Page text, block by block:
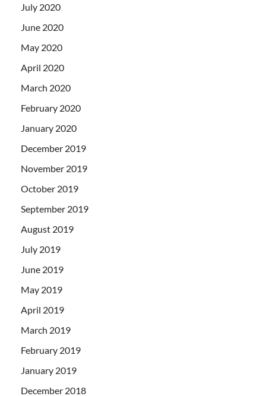
July 2020
June 2020
May 2020
April 2020
March 2020
February 2020
January 2020
December 2019
November 2019
October 2019
September 2019
August 2019
July 2019
June 2019
May 2019
April 2019
March 2019
February 2019
January 2019
December 2018